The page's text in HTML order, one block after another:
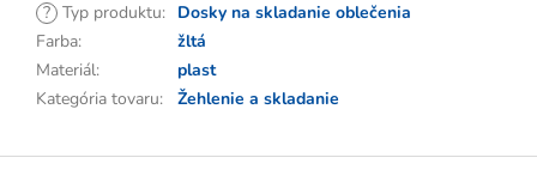
? Typ produktu: Dosky na skladanie oblečenia
Farba:
žltá
Materiál:
plast
Kategória tovaru: Žehlenie a skladanie
Z